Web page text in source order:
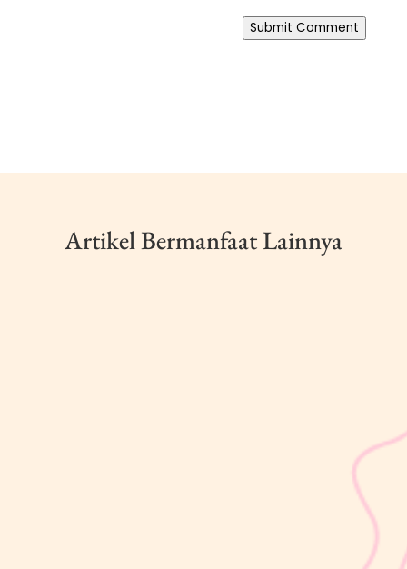
Submit Comment
Artikel Bermanfaat Lainnya